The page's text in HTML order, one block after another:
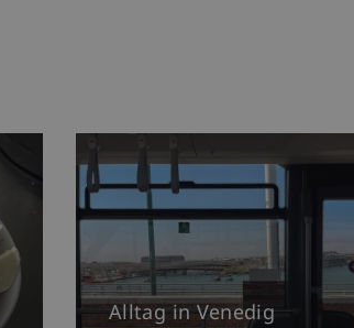
Alltag in Venedig